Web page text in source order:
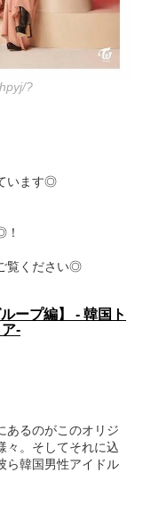
?
います◎
覧ください◎
ープ編】 - 韓国ト
-
あるのがこのオリジ
々。そしてそれに込
ら韓国男性アイドル